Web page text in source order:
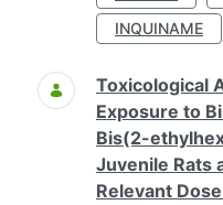
INQUINAME
Toxicological
Exposure to
Bis(2-
Juvenile Rats
Relevant